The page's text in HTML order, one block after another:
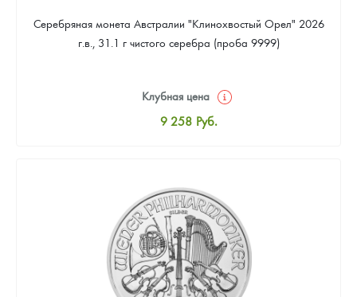
Серебряная монета Австралии "Клинохвостый Орел" 2026
г.в., 31.1 г чистого серебра (проба 9999)
Клубная цена
9 258 Руб.
Цена выкупа
Звоните